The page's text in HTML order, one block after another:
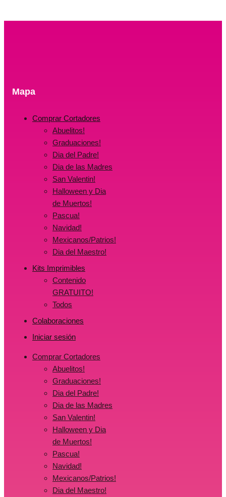
Mapa
Comprar Cortadores
Abuelitos!
Graduaciones!
Dia del Padre!
Dia de las Madres
San Valentin!
Halloween y Dia
de Muertos!
Pascua!
Navidad!
Mexicanos/Patrios!
Dia del Maestro!
Kits Imprimibles
Contenido
GRATUITO!
Todos
Colaboraciones
Iniciar sesión
Comprar Cortadores
Abuelitos!
Graduaciones!
Dia del Padre!
Dia de las Madres
San Valentin!
Halloween y Dia
de Muertos!
Pascua!
Navidad!
Mexicanos/Patrios!
Dia del Maestro!